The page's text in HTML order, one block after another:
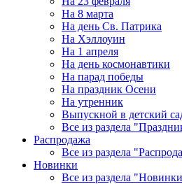
На 8 марта
На день Св. Патрика
На Хэллоуин
На 1 апреля
На день космонавтики
На парад победы
На праздник Осени
На утренник
Выпускной в детский
Все из раздела
Распродажа
Все из раздела
Новинки
Все из раздела